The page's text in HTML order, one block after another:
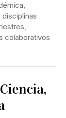
colaborativos